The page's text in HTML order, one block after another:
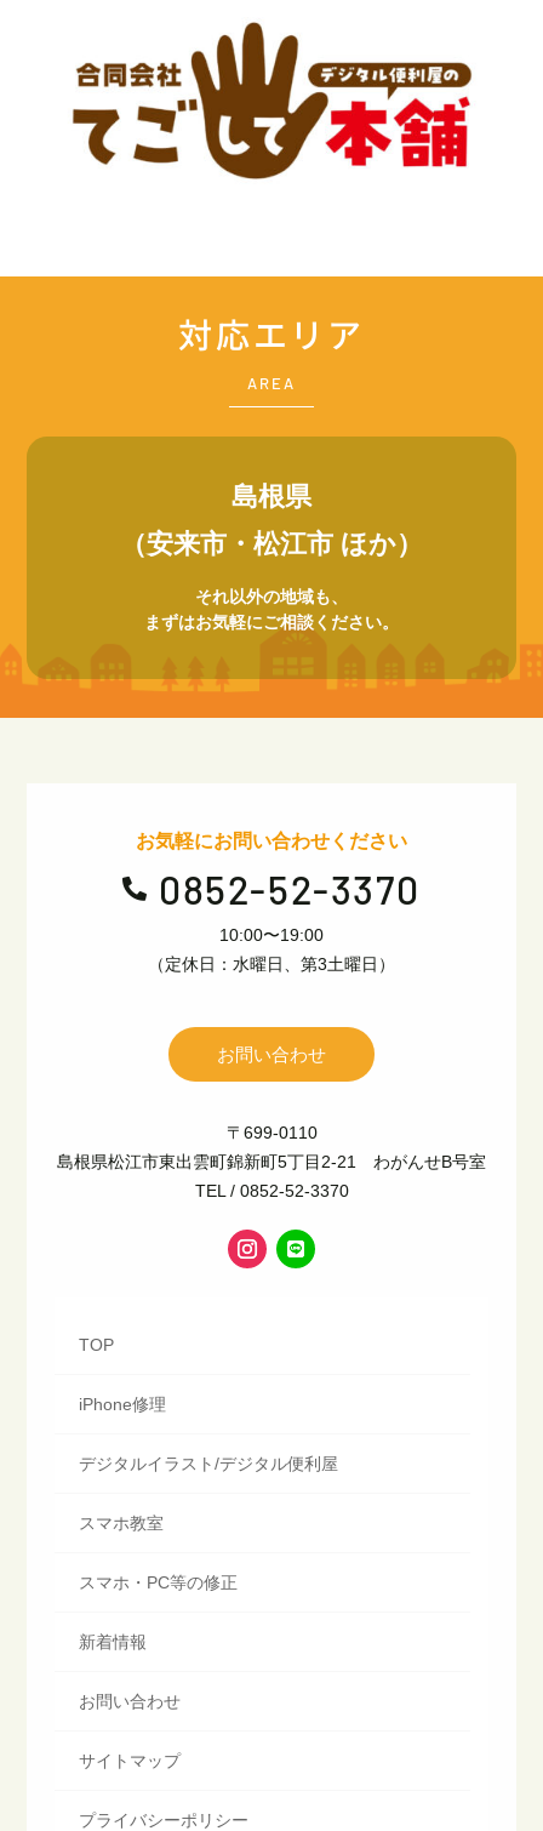
対応エリア
AREA
島根県
（安来市・松江市 ほか）
それ以外の地域も、
まずはお気軽にご相談ください。
お気軽にお問い合わせください
 0852-52-3370
10:00〜19:00
（定休日：水曜日、第3土曜日）
お問い合わせ
〒699-0110
島根県松江市東出雲町錦新町5丁目2-21 わがんせB号室
TEL / 0852-52-3370
TOP
iPhone修理
デジタルイラスト/デジタル便利屋
スマホ教室
スマホ・PC等の修正
新着情報
お問い合わせ
サイトマップ
プライバシーポリシー